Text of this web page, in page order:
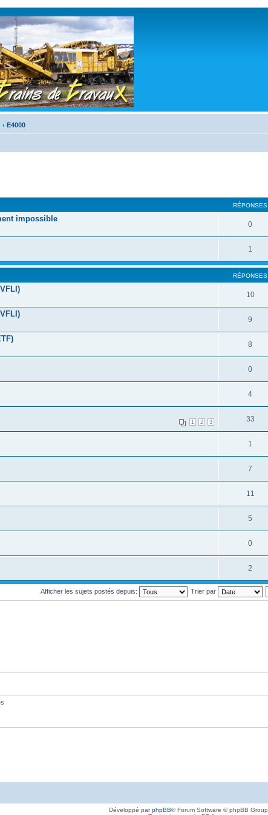
‹ E4000
RÉPONSES
impossible
0
1
RÉPONSES
10
9
8
0
4
1 2 3 33
1
7
11
5
0
2
Afficher les sujets postés depuis: Trier par
Développé parphpBB® Forum Software © phpBB Group